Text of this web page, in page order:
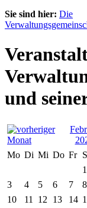
Sie sind hier: Die
und
Mo Di Mi Do Fr
1
3
4 5 6 7 8
10
11 12 13 14